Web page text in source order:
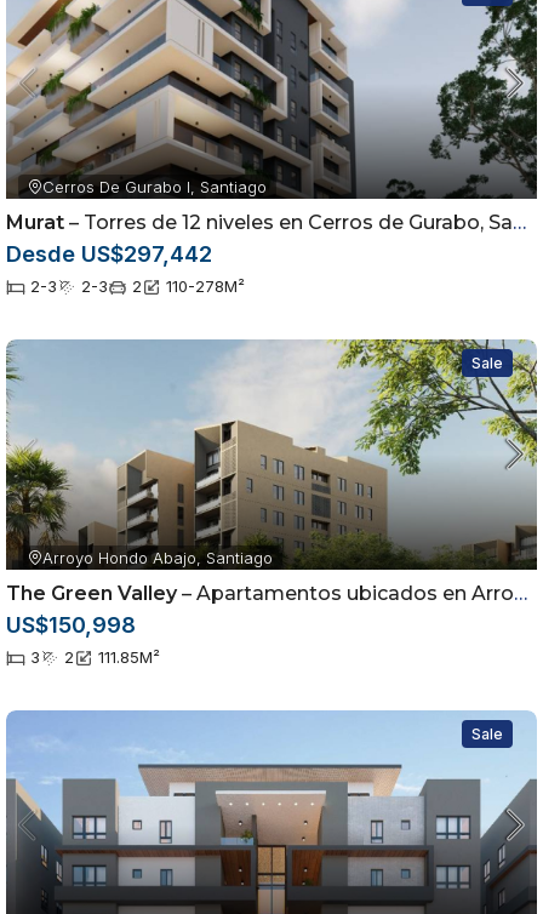
Cerros De Gurabo I, Santiago
Murat – Torres de 12 niveles en Cerros de Gurabo, Santiago
Desde US$297,442
2-3 2-3 2 110-278M²
Sale
Arroyo Hondo Abajo, Santiago
The Green Valley– Apartamentos ubicados en Arroyo Hondo Abajo, Santiago de los Caballeros
US$150,998
3 2 111.85M²
Sale